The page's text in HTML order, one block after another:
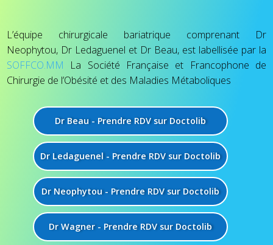
L’équipe chirurgicale bariatrique comprenant Dr
Neophytou, Dr Ledaguenel et Dr Beau, est labellisée par la
SOFFCO.MM
La Société Française et Francophone de
Chirurgie de l’Obésité et des Maladies Métaboliques
Dr Beau - Prendre RDV sur Doctolib
Dr Ledaguenel - Prendre RDV sur Doctolib
Dr Neophytou - Prendre RDV sur Doctolib
Dr Wagner - Prendre RDV sur Doctolib